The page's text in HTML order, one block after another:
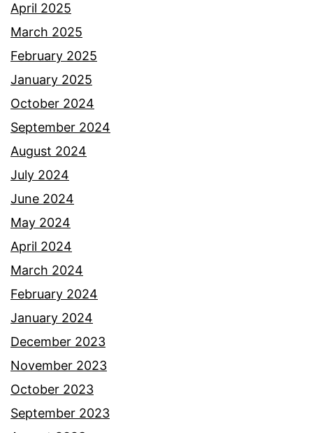
April 2025
March 2025
February 2025
January 2025
October 2024
September 2024
August 2024
July 2024
June 2024
May 2024
April 2024
March 2024
February 2024
January 2024
December 2023
November 2023
October 2023
September 2023